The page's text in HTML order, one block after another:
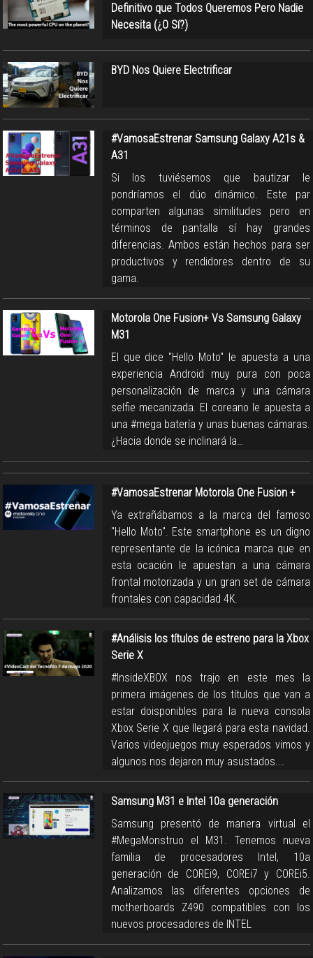
Definitivo que Todos Queremos Pero Nadie
Necesita (¿O Sí?)
BYD Nos Quiere Electrificar
#VamosaEstrenar Samsung Galaxy A21s &
A31
Si los tuviésemos que bautizar le
pondríamos el dúo dinámico. Este par
comparten algunas similitudes pero en
términos de pantalla sí hay grandes
diferencias. Ambos están hechos para ser
productivos y rendidores dentro de su
gama.
Motorola One Fusion+ Vs Samsung Galaxy
M31
El que dice "Hello Moto" le apuesta a una
experiencia Android muy pura con poca
personalización de marca y una cámara
selfie mecanizada. El coreano le apuesta a
una #mega batería y unas buenas cámaras.
¿Hacia donde se inclinará la…
#VamosaEstrenar Motorola One Fusion +
Ya extrañábamos a la marca del famoso
"Hello Moto". Este smartphone es un digno
representante de la icónica marca que en
esta ocación le apuestan a una cámara
frontal motorizada y un gran set de cámara
frontales con capacidad 4K.
#Análisis los títulos de estreno para la Xbox
Serie X
#InsideXBOX nos trajo en este mes la
primera imágenes de los títulos que van a
estar doisponibles para la nueva consola
Xbox Serie X que llegará para esta navidad.
Varios videojuegos muy esperados vimos y
algunos nos dejaron muy asustados.…
Samsung M31 e Intel 10a generación
Samsung presentó de manera virtual el
#MegaMonstruo el M31. Tenemos nueva
familia de procesadores Intel, 10a
generación de COREi9, COREi7 y COREi5.
Analizamos las diferentes opciones de
motherboards Z490 compatibles con los
nuevos procesadores de INTEL